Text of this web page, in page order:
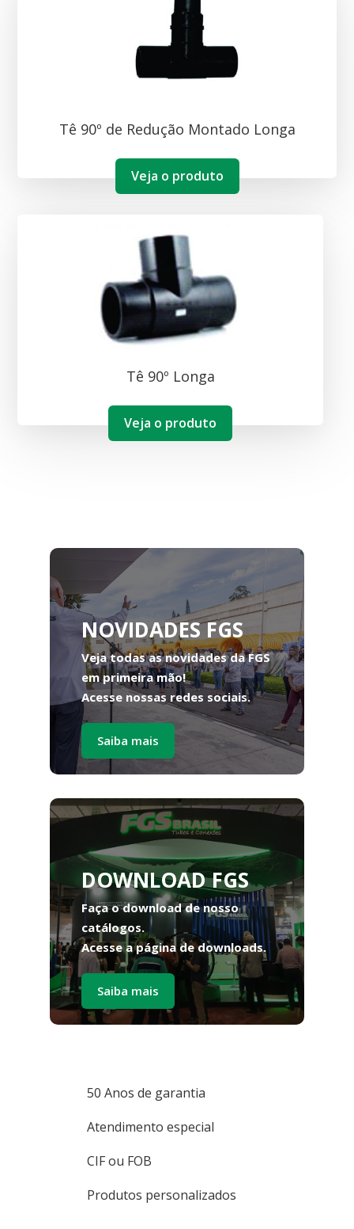
Tê 90º de Redução Montado Longa
Veja o produto
Tê 90º Longa
Veja o produto
NOVIDADES FGS
Veja todas as novidades da FGS
em primeira mão!
Acesse nossas redes sociais.
Saiba mais
DOWNLOAD FGS
Faça o download de nosso
catálogos.
Acesse a página de downloads.
Saiba mais
50 Anos de garantia
Atendimento especial
CIF ou FOB
Produtos personalizados